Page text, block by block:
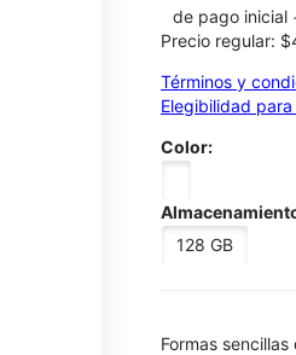
de pago inicial
Precio regular:
Términos y
Elegibilidad
Color:
128 GB
​​​​​​​Formas